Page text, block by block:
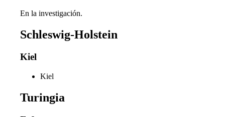
En la investigación.
Schleswig-Holstein
Kiel
Kiel
Turingia